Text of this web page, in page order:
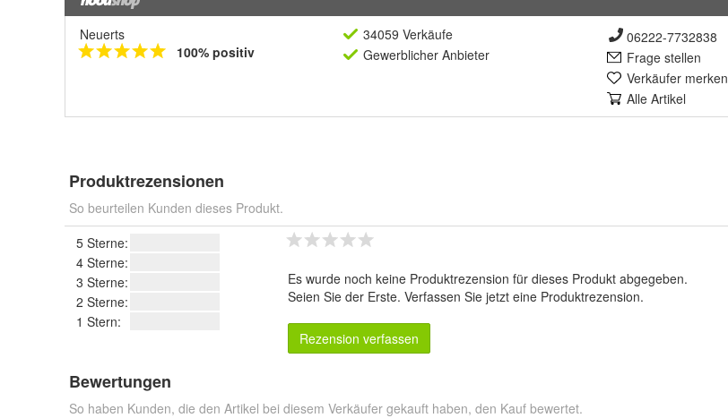
Neuerts
100% positiv
34059 Verkäufe
Gewerblicher Anbieter
06222-7732838
Frage stellen
Verkäufer merken
Alle Artikel
Produktrezensionen
So beurteilen Kunden dieses Produkt.
5 Sterne:
4 Sterne:
3 Sterne:
2 Sterne:
1 Stern:
Es wurde noch keine Produktrezension für dieses Produkt abgegeben.
Seien Sie der Erste. Verfassen Sie jetzt eine Produktrezension.
Rezension verfassen
Bewertungen
So haben Kunden, die den Artikel bei diesem Verkäufer gekauft haben, den Kauf bewertet.